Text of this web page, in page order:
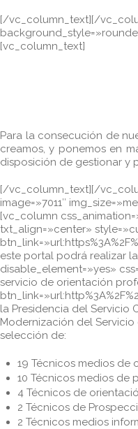
[/vc_column_text][/
[vc_column_text]
Para la consecución de
creamos, y ponemos en
disposición de gestionar y
[/vc_column_text][/
image=»7011″
[vc_column
txt_align=»center»
este portal podrá realizar
disable_element=»yes»
servicio de orientación
la Presidencia del Servicio
Modernización del
selección de:
19 Técnicos medios de
10 Técnicos medios de
4 Técnicos de
2 Técnicos de
2 Técnicos medios